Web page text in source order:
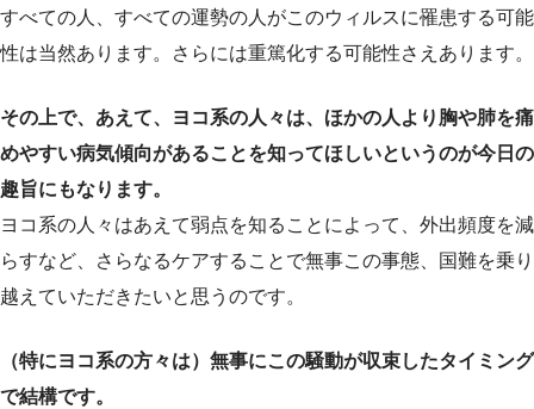
すべての人、すべての運勢の人がこのウィルスに罹患する可能
性は当然あります。さらには重篤化する可能性さえあります。
その上で、あえて、ヨコ系の人々は、ほかの人より胸や肺を痛
めやすい病気傾向があることを知ってほしいというのが今日の
趣旨にもなります。
ヨコ系の人々はあえて弱点を知ることによって、外出頻度を減
らすなど、さらなるケアすることで無事この事態、国難を乗り
越えていただきたいと思うのです。
（特にヨコ系の方々は）無事にこの騒動が収束したタイミング
で結構です。